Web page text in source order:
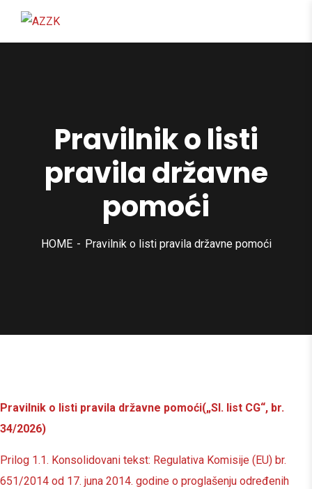
content
Pravilnik o listi
pravila državne
pomoći
HOME Pravilnik o listi pravila državne pomoći
Pravilnik o listi pravila državne pomoći(„Sl. list CG“, br.
34/2026)
Prilog 1.1. Konsolidovani tekst: Regulativa Komisije (EU) br.
651/2014 od 17. juna 2014. godine o proglašenju određenih